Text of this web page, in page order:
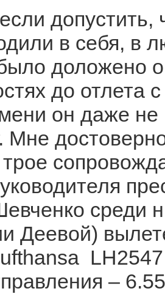
в себя, в
доложено
до отлета
он даже не
Мне
среди
Деевой)
–